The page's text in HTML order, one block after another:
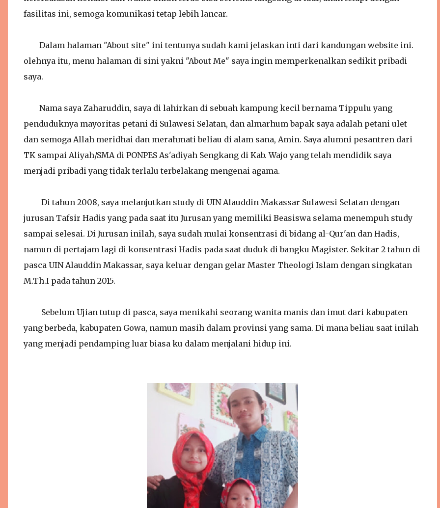
fasilitas ini, semoga komunikasi tetap lebih lancar.
Dalam halaman "About site" ini tentunya sudah kami jelaskan inti dari kandungan website ini.
olehnya itu, menu halaman di sini yakni "About Me" saya ingin memperkenalkan sedikit pribadi
saya.
Nama saya Zaharuddin, saya di lahirkan di sebuah kampung kecil bernama Tippulu yang
penduduknya mayoritas petani di Sulawesi Selatan, dan almarhum bapak saya adalah petani ulet
dan semoga Allah meridhai dan merahmati beliau di alam sana, Amin. Saya alumni pesantren dari
TK sampai Aliyah/SMA di PONPES As'adiyah Sengkang di Kab. Wajo yang telah mendidik saya
menjadi pribadi yang tidak terlalu terbelakang mengenai agama.
Di tahun 2008, saya melanjutkan study di UIN Alauddin Makassar Sulawesi Selatan dengan
jurusan Tafsir Hadis yang pada saat itu Jurusan yang memiliki Beasiswa selama menempuh study
sampai selesai. Di Jurusan inilah, saya sudah mulai konsentrasi di bidang al-Qur'an dan Hadis,
namun di pertajam lagi di konsentrasi Hadis pada saat duduk di bangku Magister. Sekitar 2 tahun di
pasca UIN Alauddin Makassar, saya keluar dengan gelar Master Theologi Islam dengan singkatan
M.Th.I pada tahun 2015.
Sebelum Ujian tutup di pasca, saya menikahi seorang wanita manis dan imut dari kabupaten
yang berbeda, kabupaten Gowa, namun masih dalam provinsi yang sama. Di mana beliau saat inilah
yang menjadi pendamping luar biasa ku dalam menjalani hidup ini.